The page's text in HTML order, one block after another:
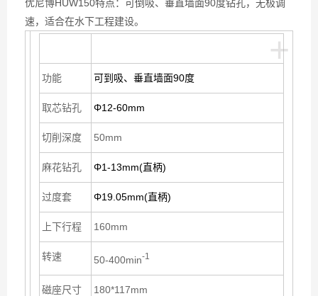
优尼博HUW150特点：可倒吸、垂直墙面90度钻孔，无极调
速，适合在水下工程建设。
+
功能 可到吸、垂直墙面90度
取芯钻孔 Φ12-60mm
切削深度 50mm
麻花钻孔 Φ1-13mm(直柄)
过度套 Φ19.05mm(直柄)
上下行程 160mm
转速 50-400min-1
磁座尺寸 180*117mm